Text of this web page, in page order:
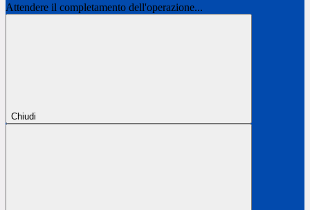
Attendere il completamento dell'operazione...
Chiudi